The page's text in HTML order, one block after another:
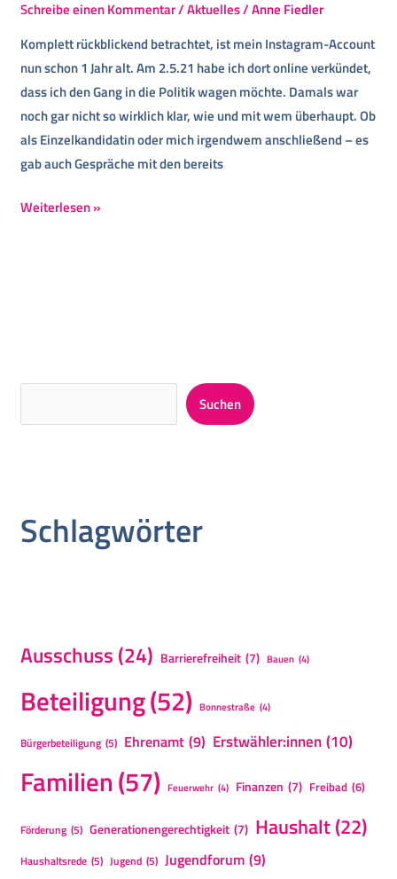
Schreibe einen Kommentar/Aktuelles/Anne Fiedler
Komplett rückblickend betrachtet, ist mein Instagram-Account
nun schon 1 Jahr alt. Am 2.5.21 habe ich dort online verkündet,
dass ich den Gang in die Politik wagen möchte. Damals war
noch gar nicht so wirklich klar, wie und mit wem überhaupt. Ob
als Einzelkandidatin oder mich irgendwem anschließend – es
gab auch Gespräche mit den bereits
Weiterlesen »
Suchen
Schlagwörter
Ausschuss (24) Barrierefreiheit (7) Bauen (4)
Beteiligung(52) Bonnestraße (4)
Bürgerbeteiligung (5) Ehrenamt (9) Erstwähler:innen (10)
Familien(57) Feuerwehr (4) Finanzen (7) Freibad (6)
Förderung (5) Generationengerechtigkeit (7) Haushalt(22)
Haushaltsrede (5) Jugend (5) Jugendforum (9)